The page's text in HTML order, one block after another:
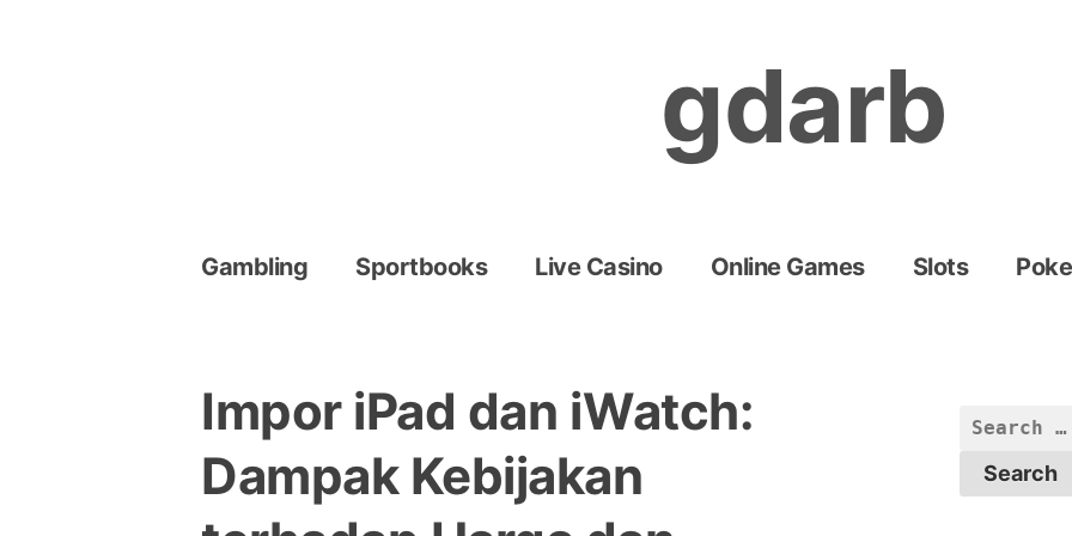
gdarb
Gambling Sportbooks Live Casino Online Games Slots
Impor iPad dan iWatch:
Dampak Kebijakan
Search
for: